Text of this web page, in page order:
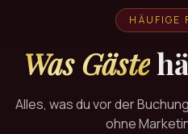
HÄUFIGE
Was Gäste
Alles, was du vor der
ohne